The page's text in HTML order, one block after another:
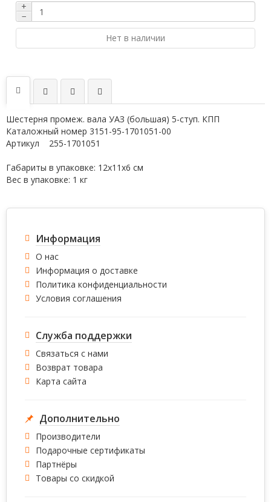
+
−
Нет в наличии
Шестерня промеж. вала УАЗ (большая) 5-ступ. КПП
Каталожный номер 3151-95-1701051-00
Артикул 255-1701051
Габариты в упаковке: 12х11х6 см
Вес в упаковке: 1 кг
Информация
О нас
Информация о доставке
Политика конфиденциальности
Условия соглашения
Служба поддержки
Связаться с нами
Возврат товара
Карта сайта
Дополнительно
Производители
Подарочные сертификаты
Партнёры
Товары со скидкой